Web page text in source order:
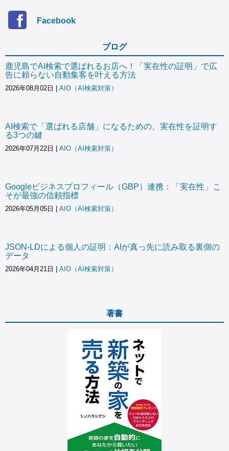
Facebook
ブログ
鹿児島でAI検索で選ばれるお店へ！「実在性の証明」で広
告に頼らない自動集客を叶える方法
2026年08月02日 AIO（AI検索対策）
AI検索で「選ばれる店舗」になるための、実在性を証明す
る3つの鍵
2026年07月22日 AIO（AI検索対策）
Googleビジネスプロフィール（GBP）連携：「実在性」こ
そが最強の信頼指標
2026年05月05日 AIO（AI検索対策）
JSON-LDによる個人の証明：AIが真っ先に読み取る裏側の
データ
2026年04月21日 AIO（AI検索対策）
著書